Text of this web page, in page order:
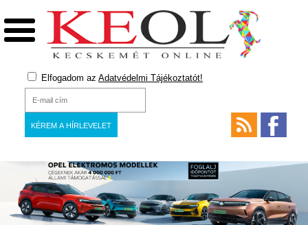
Elfogadom az Adatvédelmi Tájékoztatót!